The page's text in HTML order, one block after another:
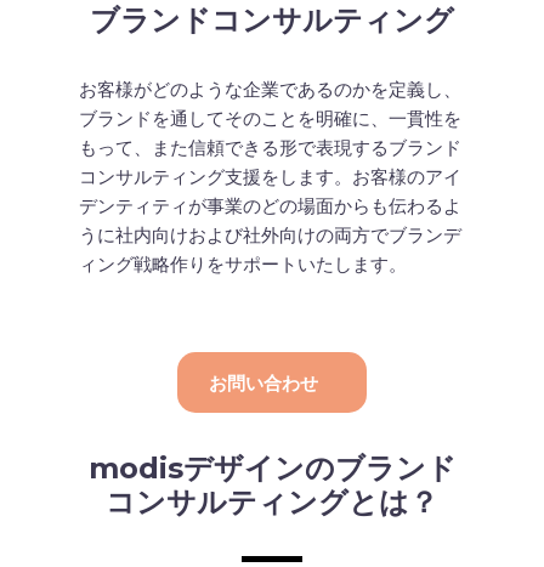
ブランドコンサルティング
お客様がどのような企業であるのかを定義し、
ブランドを通してそのことを明確に、一貫性を
もって、また信頼できる形で表現するブランド
コンサルティング支援をします。お客様のアイ
デンティティが事業のどの場面からも伝わるよ
うに社内向けおよび社外向けの両方でブランデ
ィング戦略作りをサポートいたします。
お問い合わせ
modisデザインのブランド
コンサルティングとは？